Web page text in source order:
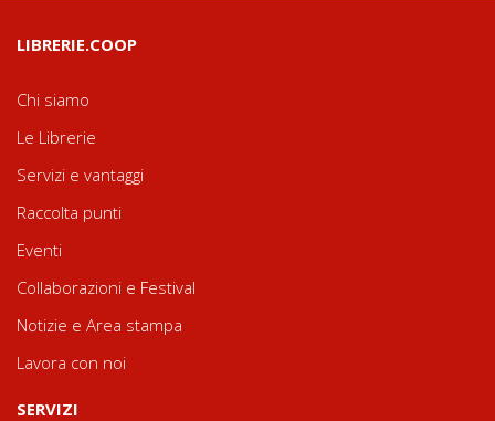
LIBRERIE.COOP
Chi siamo
Le Librerie
Servizi e vantaggi
Raccolta punti
Eventi
Collaborazioni e Festival
Notizie e Area stampa
Lavora con noi
SERVIZI